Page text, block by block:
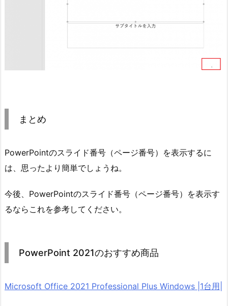
まとめ
PowerPointのスライド番号（ページ番号）を表示するに
は、思ったより簡単でしょうね。
今後、PowerPointのスライド番号（ページ番号）を表示す
るならこれを参考してください。
PowerPoint 2021のおすすめ商品
Microsoft Office 2021 Professional Plus Windows |1台用|